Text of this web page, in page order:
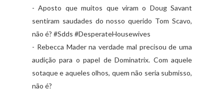
- Aposto que muitos que viram o Doug Savant
sentiram saudades do nosso querido Tom Scavo,
não é? #Sdds #DesperateHousewives
- Rebecca Mader na verdade mal precisou de uma
audição para o papel de Dominatrix. Com aquele
sotaque e aqueles olhos, quem não seria submisso,
não é?